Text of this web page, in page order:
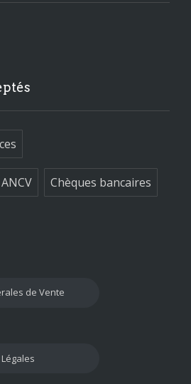
Chèques bancaires
de Vente